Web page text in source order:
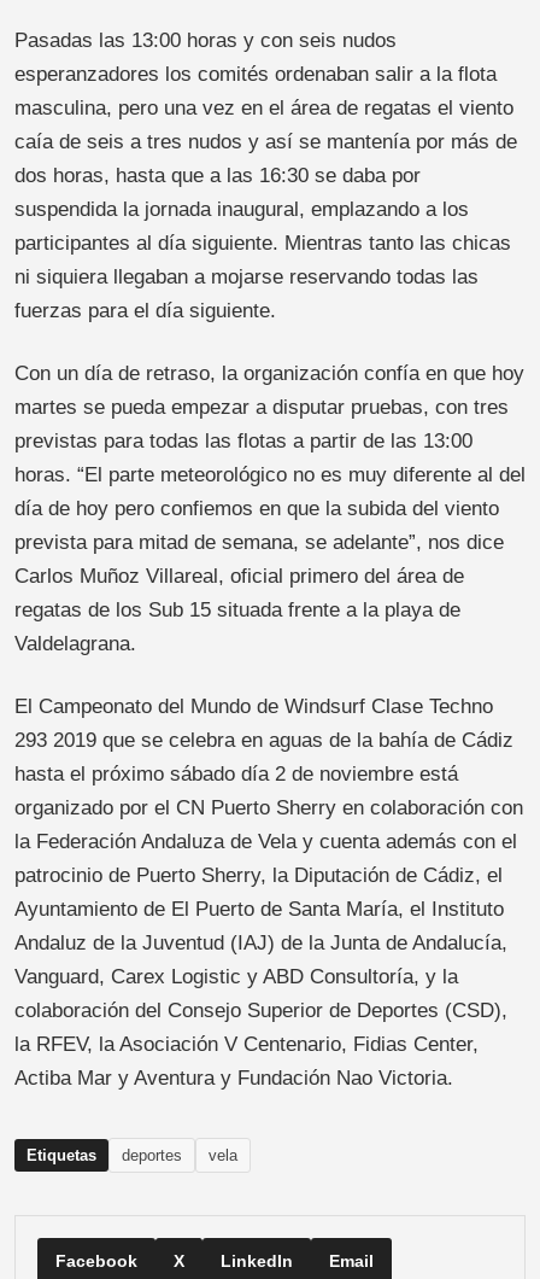
Pasadas las 13:00 horas y con seis nudos
esperanzadores los comités ordenaban salir a la flota
masculina, pero una vez en el área de regatas el viento
caía de seis a tres nudos y así se mantenía por más de
dos horas, hasta que a las 16:30 se daba por
suspendida la jornada inaugural, emplazando a los
participantes al día siguiente. Mientras tanto las chicas
ni siquiera llegaban a mojarse reservando todas las
fuerzas para el día siguiente.
Con un día de retraso, la organización confía en que hoy
martes se pueda empezar a disputar pruebas, con tres
previstas para todas las flotas a partir de las 13:00
horas. “El parte meteorológico no es muy diferente al del
día de hoy pero confiemos en que la subida del viento
prevista para mitad de semana, se adelante”, nos dice
Carlos Muñoz Villareal, oficial primero del área de
regatas de los Sub 15 situada frente a la playa de
Valdelagrana.
El Campeonato del Mundo de Windsurf Clase Techno
293 2019 que se celebra en aguas de la bahía de Cádiz
hasta el próximo sábado día 2 de noviembre está
organizado por el CN Puerto Sherry en colaboración con
la Federación Andaluza de Vela y cuenta además con el
patrocinio de Puerto Sherry, la Diputación de Cádiz, el
Ayuntamiento de El Puerto de Santa María, el Instituto
Andaluz de la Juventud (IAJ) de la Junta de Andalucía,
Vanguard, Carex Logistic y ABD Consultoría, y la
colaboración del Consejo Superior de Deportes (CSD),
la RFEV, la Asociación V Centenario, Fidias Center,
Actiba Mar y Aventura y Fundación Nao Victoria.
Etiquetas deportes vela
Facebook X LinkedIn Email